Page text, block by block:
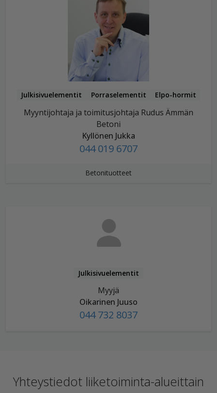
Julkisivuelementit Porraselementit Elpo-hormit
Myyntijohtaja ja toimitusjohtaja Rudus Ämmän
Betoni
Kyllönen Jukka
044 019 6707
Betonituotteet
Julkisivuelementit
Myyjä
Oikarinen Juuso
044 732 8037
Yhteystiedot liiketoiminta-alueittain